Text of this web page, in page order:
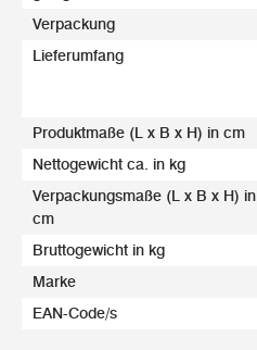
Verpackung
Lieferumfang
Produktmaße (L x B x H) in cm
Nettogewicht ca. in kg
Verpackungsmaße (L x B x H) in
cm
Bruttogewicht in kg
Marke
EAN-Code/s